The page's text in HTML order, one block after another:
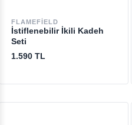
FLAMEFIELD
İstiflenebilir İkili Kadeh
Seti
1.590 TL